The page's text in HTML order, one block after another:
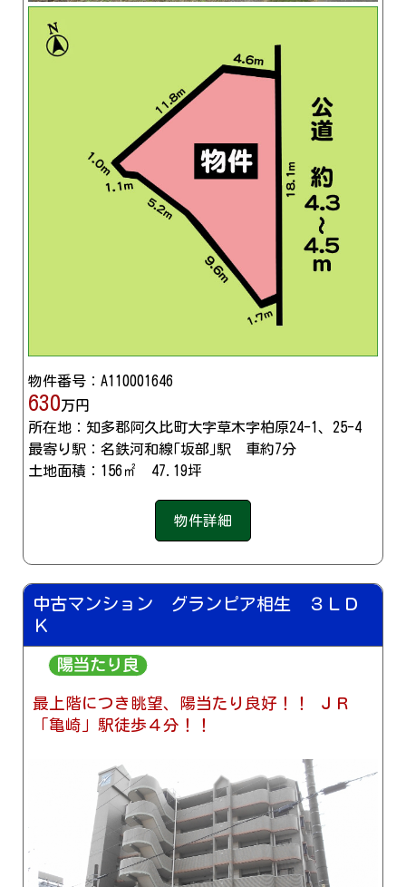
物件番号：A110001646
630万円
所在地：知多郡阿久比町大字草木字柏原24-1、25-4
最寄り駅：名鉄河和線｢坂部｣駅 車約7分
土地面積：156㎡ 47.19坪
物件詳細
中古マンション グランピア相生 ３ＬＤ
Ｋ
最上階につき眺望、陽当たり良好！！ ＪＲ
「亀崎」駅徒歩４分！！